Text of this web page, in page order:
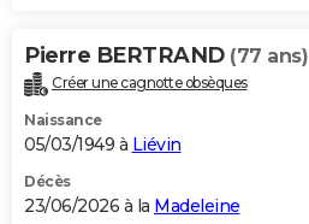
Pierre BERTRAND (77 ans)
Créer une cagnotte obsèques
Naissance
05/03/1949 à Liévin
Décès
23/06/2026 à la Madeleine